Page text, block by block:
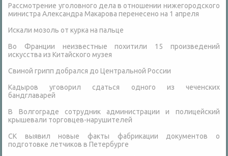
Рассмотрение уголовного дела в отношении нижегородского
министра Александра Макарова перенесено на 1 апреля
Искали мозоль от курка на пальце
Во Франции неизвестные похитили 15 произведений
искусства из Китайского музея
Свиной грипп добрался до Центральной России
Кадыров уговорил сдаться одного из чеченских
бандглаварей
В Волгограде сотрудник администрации и полицейский
крышевали торговцев-нарушителей
СК выявил новые факты фабрикации документов о
подготовке летчиков в Петербурге